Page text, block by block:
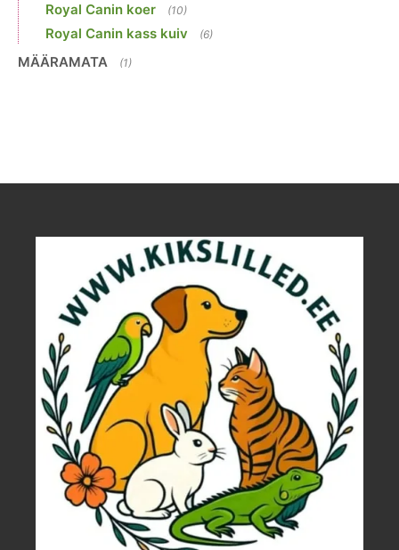
Royal Canin koer (10)
Royal Canin kass kuiv (6)
MÄÄRAMATA (1)